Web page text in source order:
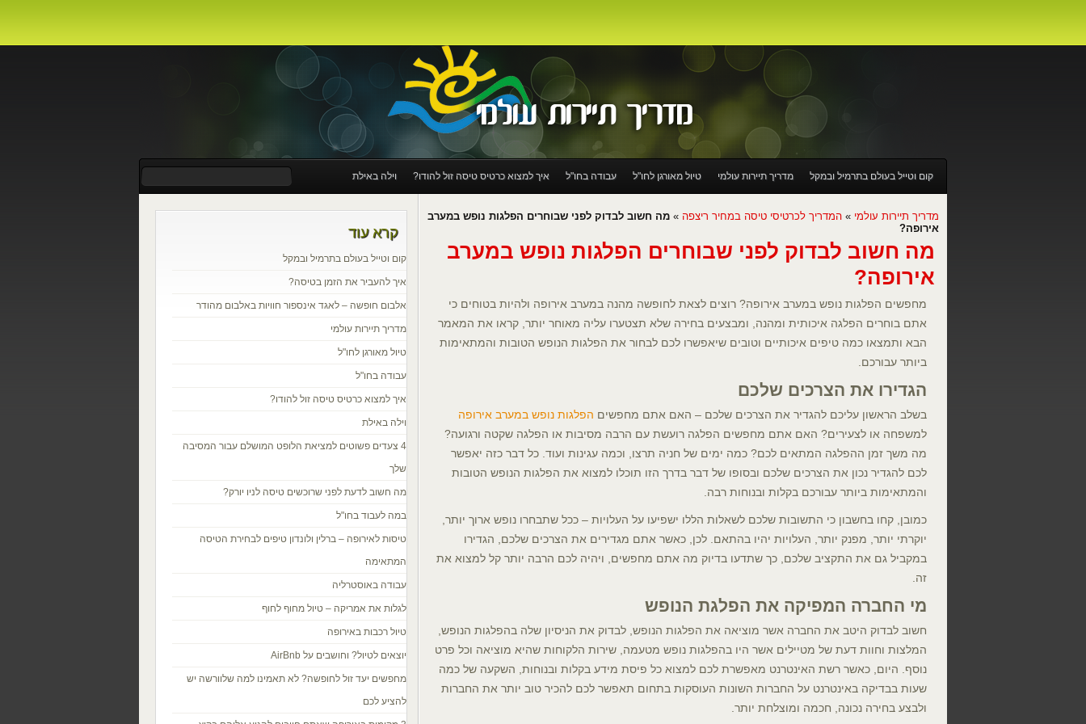
קום וטייל בעולם בתרמיל ובמקל מדריך תיירות עולמי טיול מאורגן לחו"ל עבודה בחו"ל איך למצוא כרטיס טיסה זול להודו? וילה באילת
מה חשוב לדעת לפני שרוכשים טיסה לניו יורק? במה לעבוד בחו"ל טיסות לאירופה – ברלין ולונדון טיפים לבחירת הטיסה המתאימה
עבודה באוסטרליה לגלות את אמריקה – טיול מחוף לחוף טיול רכבות באירופה יוצאים לטיול? וחושבים על AIRBNB
מחפשים יעד זול לחופשה? לא תאמינו למה שלוורשה יש להציע לכם
מדריך תיירות עולמי » המדריך לכרטיסי טיסה במחיר ריצפה » מה חשוב לבדוק לפני שבוחרים הפלגות נופש במערב
אירופה?
מה חשוב לבדוק לפני שבוחרים הפלגות נופש במערב
אירופה?
מחפשים הפלגות נופש במערב אירופה? רוצים לצאת לחופשה מהנה במערב אירופה ולהיות בטוחים כי
אתם בוחרים הפלגה איכותית ומהנה, ומבצעים בחירה שלא תצטערו עליה מאוחר יותר, קראו את המאמר
הבא ותמצאו כמה טיפים איכותיים וטובים שיאפשרו לכם לבחור את הפלגות הנופש הטובות והמתאימות
ביותר עבורכם.
הגדירו את הצרכים שלכם
בשלב הראשון עליכם להגדיר את הצרכים שלכם – האם אתם מחפשים הפלגות נופש במערב אירופה
למשפחה או לצעירים? האם אתם מחפשים הפלגה רועשת עם הרבה מסיבות או הפלגה שקטה ורגועה?
מה משך זמן ההפלגה המתאים לכם? כמה ימים של חניה תרצו, וכמה עגינות ועוד. כל דבר כזה יאפשר
לכם להגדיר נכון את הצרכים שלכם ובסופו של דבר בדרך הזו תוכלו למצוא את הפלגות הנופש הטובות
והמתאימות ביותר עבורכם בקלות ובנוחות רבה.
כמובן, קחו בחשבון כי התשובות שלכם לשאלות הללו ישפיעו על העלויות – ככל שתבחרו נופש ארוך יותר,
יוקרתי יותר, מפנק יותר, העלויות יהיו בהתאם. לכן, כאשר אתם מגדירים את הצרכים שלכם, הגדירו
במקביל גם את התקציב שלכם, כך שתדעו בדיוק מה אתם מחפשים, ויהיה לכם הרבה יותר קל למצוא את
זה.
מי החברה המפיקה את הפלגת הנופש
חשוב לבדוק היטב את החברה אשר מוציאה את הפלגות הנופש, לבדוק את הניסיון שלה בהפלגות הנופש,
המלצות וחוות דעת של מטיילים אשר היו בהפלגות נופש מטעמה, שירות הלקוחות שהיא מוציאה וכל פרט
נוסף. היום, כאשר רשת האינטרנט מאפשרת לכם למצוא כל פיסת מידע בקלות ובנוחות, השקעה של כמה
שעות בבדיקה באינטרנט על החברות השונות העוסקות בתחום תאפשר לכם להכיר טוב יותר את החברות
ולבצע בחירה נכונה, חכמה ומוצלחת יותר.
קרא עוד
קום וטייל בעולם בתרמיל ובמקל
איך להעביר את הזמן בטיסה?
אלבום חופשה – לאגד אינספור חוויות באלבום מהודר
מדריך תיירות עולמי
טיול מאורגן לחו"ל
עבודה בחו"ל
איך למצוא כרטיס טיסה זול להודו?
וילה באילת
4 צעדים פשוטים למציאת הלופט המושלם עבור המסיבה
שלך
מה חשוב לדעת לפני שרוכשים טיסה לניו יורק?
במה לעבוד בחו"ל
טיסות לאירופה – ברלין ולונדון טיפים לבחירת הטיסה
המתאימה
עבודה באוסטרליה
לגלות את אמריקה – טיול מחוף לחוף
טיול רכבות באירופה
יוצאים לטיול? וחושבים על AirBnb
מחפשים יעד זול לחופשה? לא תאמינו למה שלוורשה יש
להציע לכם